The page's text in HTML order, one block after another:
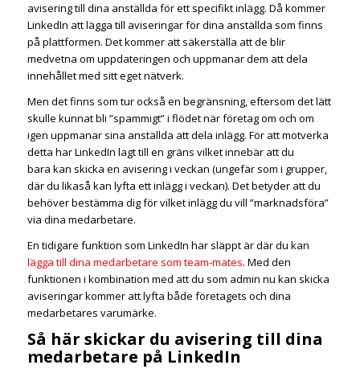
avisering till dina anställda för ett specifikt inlägg. Då kommer
LinkedIn att lägga till aviseringar för dina anställda som finns
på plattformen. Det kommer att säkerställa att de blir
medvetna om uppdateringen och uppmanar dem att dela
innehållet med sitt eget nätverk.
Men det finns som tur också en begränsning, eftersom det lätt
skulle kunnat bli ”spammigt” i flödet när företag om och om
igen uppmanar sina anställda att dela inlägg. För att motverka
detta har LinkedIn lagt till en gräns vilket innebär att du
bara kan skicka en avisering i veckan (ungefär som i grupper,
där du likaså kan lyfta ett inlägg i veckan). Det betyder att du
behöver bestämma dig för vilket inlägg du vill ”marknadsföra”
via dina medarbetare.
En tidigare funktion som LinkedIn har släppt är där du kan
lägga till dina medarbetare som team-mates. Med den
funktionen i kombination med att du som admin nu kan skicka
aviseringar kommer att lyfta både företagets och dina
medarbetares varumärke.
Så här skickar du avisering till dina
medarbetare på LinkedIn